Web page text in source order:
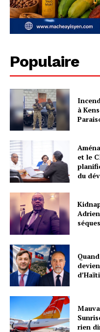
Populaire
à
et le
du
d’Haïti
rien